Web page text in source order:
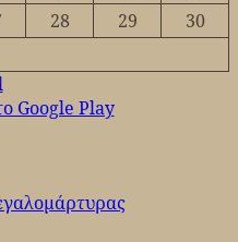
28 29
30